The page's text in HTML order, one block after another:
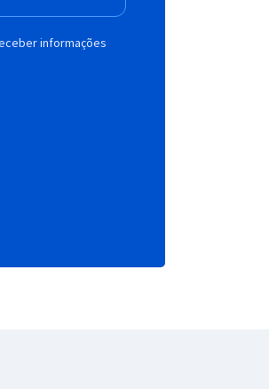
informações